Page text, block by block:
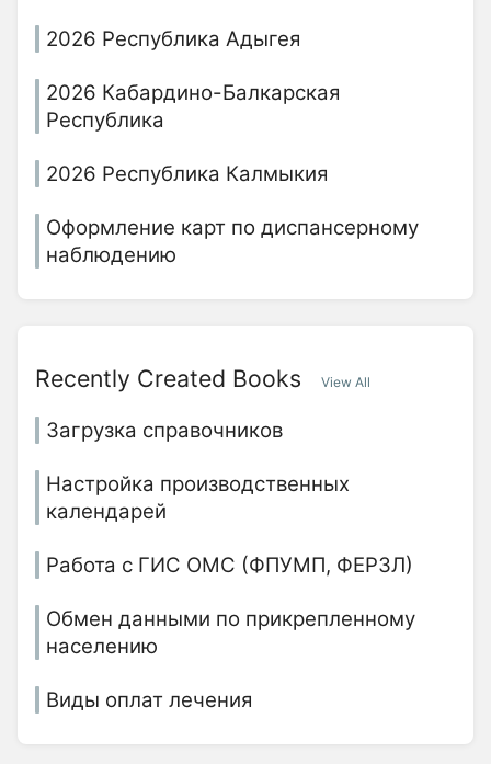
2026 Республика Адыгея
2026 Кабардино-Балкарская
Республика
2026 Республика Калмыкия
Оформление карт по диспансерному
наблюдению
Recently Created Books View All
Загрузка справочников
Настройка производственных
календарей
Работа с ГИС ОМС (ФПУМП, ФЕРЗЛ)
Обмен данными по прикрепленному
населению
Виды оплат лечения